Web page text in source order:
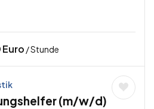
Euro / Stunde
(m/w/d)